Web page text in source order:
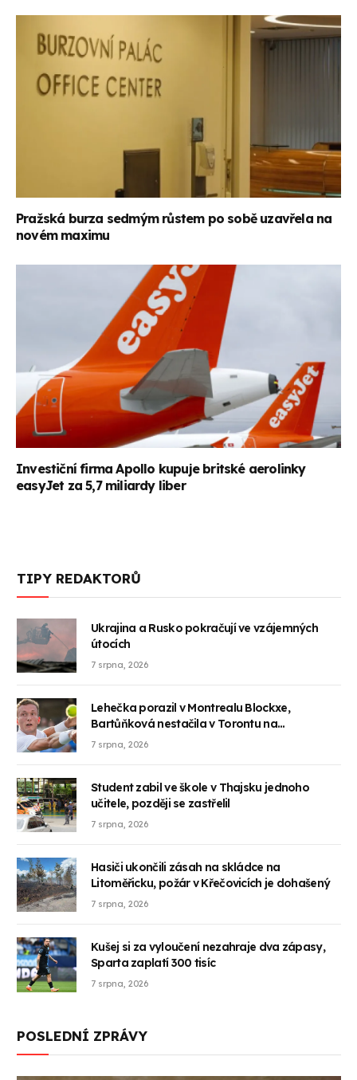
Pražská burza sedmým růstem po sobě uzavřela na
novém maximu
Investiční firma Apollo kupuje britské aerolinky
easyJet za 5,7 miliardy liber
TIPY REDAKTORŮ
Ukrajina a Rusko pokračují ve vzájemných
útocích
7 srpna, 2026
Lehečka porazil v Montrealu Blockxe,
Bartůňková nestačila v Torontu na
Anisimovovou
7 srpna, 2026
Student zabil ve škole v Thajsku jednoho
učitele, později se zastřelil
7 srpna, 2026
Hasiči ukončili zásah na skládce na
Litoměřicku, požár v Křečovicích je dohašený
7 srpna, 2026
Kušej si za vyloučení nezahraje dva zápasy,
Sparta zaplatí 300 tisíc
7 srpna, 2026
POSLEDNÍ ZPRÁVY